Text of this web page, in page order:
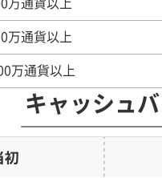
万通貨以上
万通貨以上
万通貨以上
キャッシュ